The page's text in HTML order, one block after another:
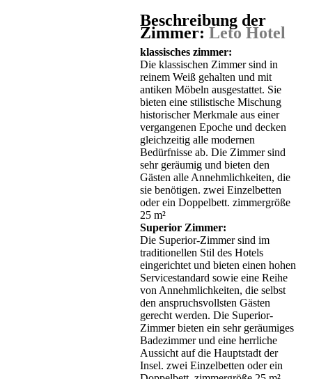
Beschreibung der
Zimmer: Leto Hotel
klassisches zimmer:
Die klassischen Zimmer sind in
reinem Weiß gehalten und mit
antiken Möbeln ausgestattet. Sie
bieten eine stilistische Mischung
historischer Merkmale aus einer
vergangenen Epoche und decken
gleichzeitig alle modernen
Bedürfnisse ab. Die Zimmer sind
sehr geräumig und bieten den
Gästen alle Annehmlichkeiten, die
sie benötigen. zwei Einzelbetten
oder ein Doppelbett. zimmergröße
25 m²
Superior Zimmer:
Die Superior-Zimmer sind im
traditionellen Stil des Hotels
eingerichtet und bieten einen hohen
Servicestandard sowie eine Reihe
von Annehmlichkeiten, die selbst
den anspruchsvollsten Gästen
gerecht werden. Die Superior-
Zimmer bieten ein sehr geräumiges
Badezimmer und eine herrliche
Aussicht auf die Hauptstadt der
Insel. zwei Einzelbetten oder ein